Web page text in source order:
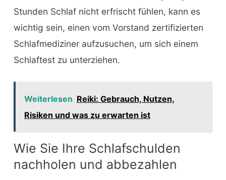
Stunden Schlaf nicht erfrischt fühlen, kann es
wichtig sein, einen vom Vorstand zertifizierten
Schlafmediziner aufzusuchen, um sich einem
Schlaftest zu unterziehen.
Weiterlesen Reiki: Gebrauch, Nutzen,
Risiken und was zu erwarten ist
Wie Sie Ihre Schlafschulden
nachholen und abbezahlen